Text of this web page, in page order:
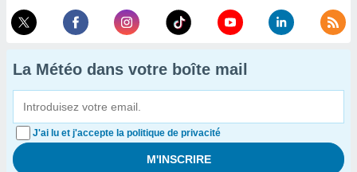
La Météo dans votre boîte mail
J'ai lu et j'accepte la politique de privacité